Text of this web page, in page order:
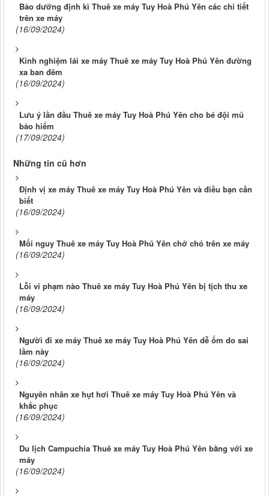
Bảo dưỡng định kì Thuê xe máy Tuy Hoà Phú Yên các chi tiết
trên xe máy
(16/09/2024)
Kinh nghiệm lái xe máy Thuê xe máy Tuy Hoà Phú Yên đường
xa ban đêm
(16/09/2024)
Lưu ý lần đầu Thuê xe máy Tuy Hoà Phú Yên cho bé đội mũ
bảo hiểm
(17/09/2024)
Những tin cũ hơn
Định vị xe máy Thuê xe máy Tuy Hoà Phú Yên và điều bạn cần
biết
(16/09/2024)
Mối nguy Thuê xe máy Tuy Hoà Phú Yên chở chó trên xe máy
(16/09/2024)
Lỗi vi phạm nào Thuê xe máy Tuy Hoà Phú Yên bị tịch thu xe
máy
(16/09/2024)
Người đi xe máy Thuê xe máy Tuy Hoà Phú Yên dễ ốm do sai
lầm này
(16/09/2024)
Nguyên nhân xe hụt hơi Thuê xe máy Tuy Hoà Phú Yên và
khắc phục
(16/09/2024)
Du lịch Campuchia Thuê xe máy Tuy Hoà Phú Yên bằng với xe
máy
(16/09/2024)